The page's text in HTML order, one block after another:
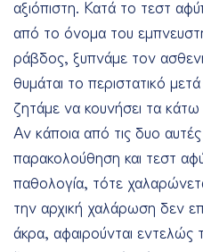
αξιόπιστη. Κατά το τεστ
από το όνομα του
ράβδος, ξυπνάμε τον
θυμάται το περιστατικό
ζητάμε να κουνήσει τα
Αν κάποια από τις δυο
παρακολούθηση και τεστ
παθολογία, τότε
την αρχική χαλάρωση δεν
άκρα, αφαιρούνται εντελώς